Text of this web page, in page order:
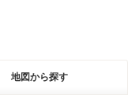
地図から探す